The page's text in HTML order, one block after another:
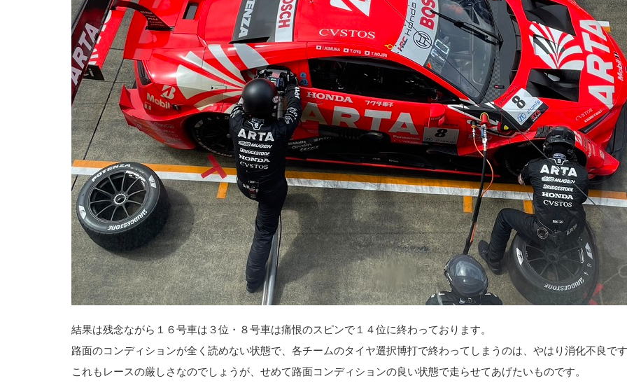
結果は残念ながら１６号車は３位・８号車は痛恨のスピンで１４位に終わっております。
路面のコンディションが全く読めない状態で、各チームのタイヤ選択博打で終わってしまうのは、やはり消化不良で
これもレースの厳しさなのでしょうが、せめて路面コンディションの良い状態で走らせてあげたいものです。